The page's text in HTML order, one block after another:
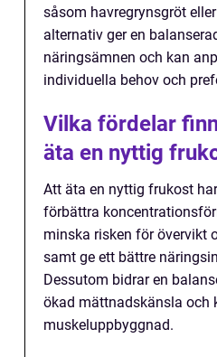
såsom havregrynsgröt
alternativ ger en
näringsämnen och kan
individuella behov och
Vilka fördelar
äta en nyttig
Att äta en nyttig frukost
förbättra
minska risken för övervikt
samt ge ett bättre
Dessutom bidrar en
ökad mättnadskänsla och
muskeluppbyggnad.